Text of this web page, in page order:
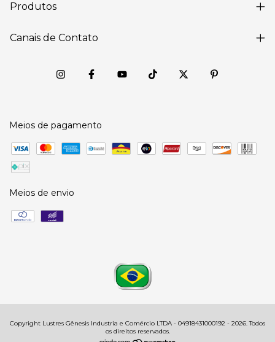
Produtos
Canais de Contato
Meios de pagamento
Meios de envio
Copyright Lustres Gênesis Industria e Comércio LTDA - 04918431000192 - 2026. Todos
os direitos reservados.